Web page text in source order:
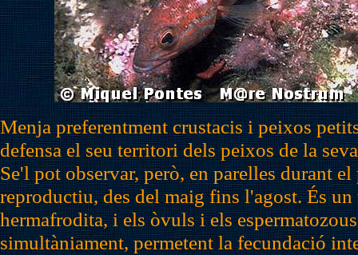
Menja preferentment crustacis i peixos
defensa el seu territori dels peixos de la
Se'l pot observar, però, en parelles durant el
reproductiu, des del maig fins l'agost. És
hermafrodita, i els òvuls i els
simultàniament, permetent la fecundació